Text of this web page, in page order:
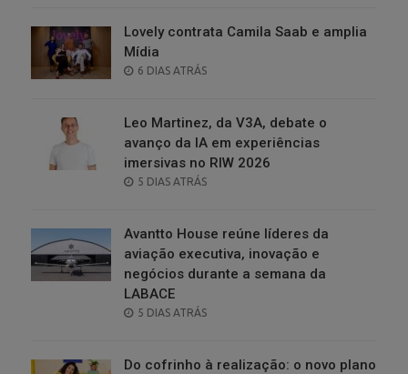
Lovely contrata Camila Saab e amplia
Mídia
POSTED
6 DIAS ATRÁS
Leo Martinez, da V3A, debate o
avanço da IA em experiências
imersivas no RIW 2026
POSTED
5 DIAS ATRÁS
Avantto House reúne líderes da
aviação executiva, inovação e
negócios durante a semana da
LABACE
POSTED
5 DIAS ATRÁS
Do cofrinho à realização: o novo plano